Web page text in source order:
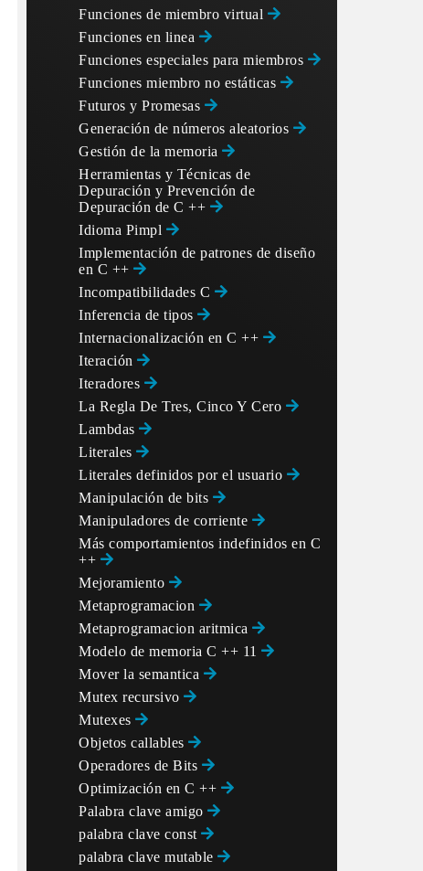
Funciones de miembro virtual
Funciones en linea
Funciones especiales para miembros
Funciones miembro no estáticas
Futuros y Promesas
Generación de números aleatorios
Gestión de la memoria
Herramientas y Técnicas de
Depuración y Prevención de
Depuración de C ++
Idioma Pimpl
Implementación de patrones de diseño
en C ++
Incompatibilidades C
Inferencia de tipos
Internacionalización en C ++
Iteración
Iteradores
La Regla De Tres, Cinco Y Cero
Lambdas
Literales
Literales definidos por el usuario
Manipulación de bits
Manipuladores de corriente
Más comportamientos indefinidos en C
++
Mejoramiento
Metaprogramacion
Metaprogramacion aritmica
Modelo de memoria C ++ 11
Mover la semantica
Mutex recursivo
Mutexes
Objetos callables
Operadores de Bits
Optimización en C ++
Palabra clave amigo
palabra clave const
palabra clave mutable